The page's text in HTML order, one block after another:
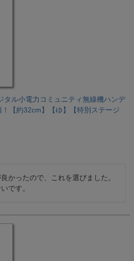
タル小電力コミュニティ無線機ハンデ
【約32cm】【ゆ】【特別ステージ
かったので、これを選びました。
です。